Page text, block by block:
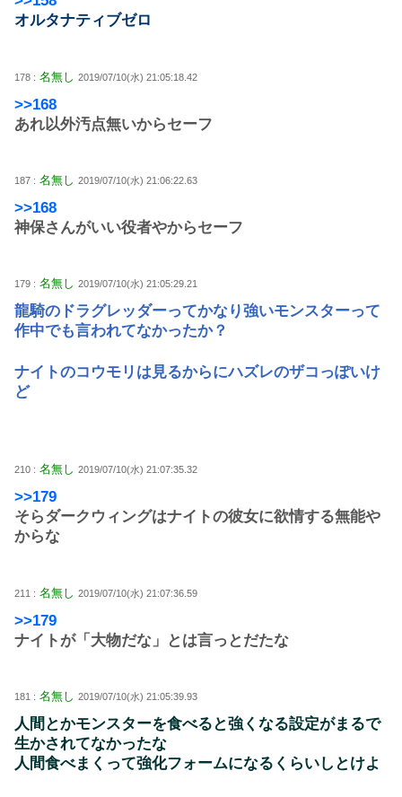
オルタナティブゼロ
178 : 名無し 2019/07/10(水) 21:05:18.42
>>168
あれ以外汚点無いからセーフ
187 : 名無し 2019/07/10(水) 21:06:22.63
>>168
神保さんがいい役者やからセーフ
179 : 名無し 2019/07/10(水) 21:05:29.21
龍騎のドラグレッダーってかなり強いモンスターって
作中でも言われてなかったか？
ナイトのコウモリは見るからにハズレのザコっぽいけ
ど
210 : 名無し 2019/07/10(水) 21:07:35.32
>>179
そらダークウィングはナイトの彼女に欲情する無能や
からな
211 : 名無し 2019/07/10(水) 21:07:36.59
>>179
ナイトが「大物だな」とは言っとだたな
181 : 名無し 2019/07/10(水) 21:05:39.93
人間とかモンスターを食べると強くなる設定がまるで
生かされてなかったな
人間食べまくって強化フォームになるくらいしとけよ